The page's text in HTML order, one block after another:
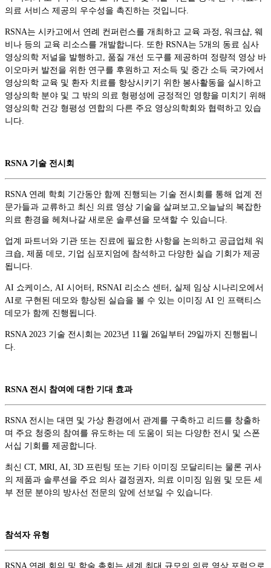
의료 서비스 제공의 우수성을 촉진하는 것입니다.
RSNA는 시카고에서 연례 컨퍼런스를 개최하고 교육 과정, 워크샵, 웨
비나 등의 교육 리소스를 개발합니다. 또한 RSNA는 5개의 동료 심사
영상의학 저널을 발행하고, 품질 개선 도구를 제공하며 정량적 영상 바
이오마커 발전을 위한 연구를 후원하고 저소득 및 중간 소득 국가에서
영상의학 교육 및 환자 치료를 향상시키기 위한 봉사활동을 실시하고
영상의학 분야 및 그 밖의 의료 형평성에 긍정적인 영향을 미치기 위해
영상의학 건강 형평성 연합의 다른 주요 영상의학회와 협력하고 있습
니다.
RSNA 기술 전시회
RSNA 연례 학회 기간동안 함께 진행되는 기술 전시회를 통해 업계 전
문가들과 교류하고 최신 의료 영상 기술을 살펴보고,오늘날의 복잡한
의료 환경을 헤쳐나갈 새로운 솔루션을 모색할 수 있습니다.
업계 파트너와 기관 또는 진료에 필요한 사항을 논의하고 공급업체 워
크숍, 제품 데모, 기업 심포지엄에 참석하고 다양한 실습 기회가 제공
됩니다.
AI 쇼케이스, AI 시어터, RSNAI 리소스 센터, 실제 임상 시나리오에서
AI로 구현된 데모와 향상된 실습을 볼 수 있는 이미징 AI 인 프랙티스
데모가 함께 진행됩니다.
RSNA 2023 기술 전시회는 2023년 11월 26일부터 29일까지 진행됩니
다.
RSNA 전시 참여에 대한 기대 효과
RSNA 전시는 대면 및 가상 환경에서 관계를 구축하고 리드를 창출하
며 주요 청중의 참여를 유도하는 데 도움이 되는 다양한 전시 및 스폰
서십 기회를 제공합니다.
최신 CT, MRI, AI, 3D 프린팅 또는 기타 이미징 모달리티는 물론 귀사
의 제품과 솔루션을 주요 의사 결정권자, 의료 이미징 임원 및 모든 세
부 전문 분야의 방사선 전문의 앞에 선보일 수 있습니다.
참석자 유형
RSNA 연례 회의 및 학술 총회는 세계 최대 규모의 의료 영상 포럼으로